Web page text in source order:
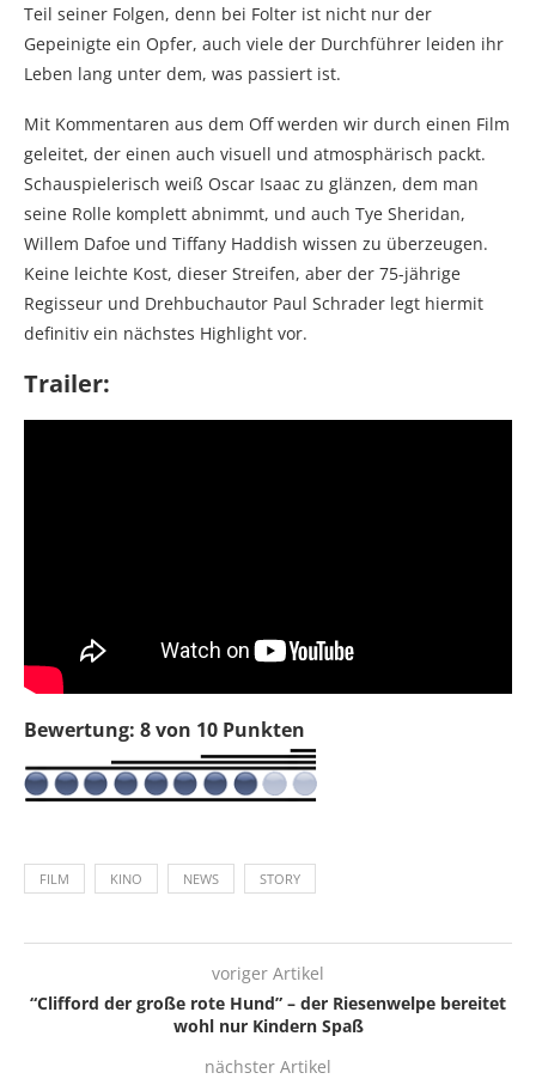
Teil seiner Folgen, denn bei Folter ist nicht nur der
Gepeinigte ein Opfer, auch viele der Durchführer leiden ihr
Leben lang unter dem, was passiert ist.
Mit Kommentaren aus dem Off werden wir durch einen Film
geleitet, der einen auch visuell und atmosphärisch packt.
Schauspielerisch weiß Oscar Isaac zu glänzen, dem man
seine Rolle komplett abnimmt, und auch Tye Sheridan,
Willem Dafoe und Tiffany Haddish wissen zu überzeugen.
Keine leichte Kost, dieser Streifen, aber der 75-jährige
Regisseur und Drehbuchautor Paul Schrader legt hiermit
definitiv ein nächstes Highlight vor.
Trailer:
Bewertung: 8 von 10 Punkten
FILM KINO NEWS STORY
voriger Artikel
“Clifford der große rote Hund” – der Riesenwelpe bereitet
wohl nur Kindern Spaß
nächster Artikel